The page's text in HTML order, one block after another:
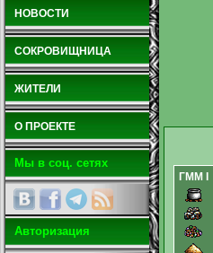
НОВОСТИ
СОКРОВИЩНИЦА
ЖИТЕЛИ
О ПРОЕКТЕ
Мы в соц. сетях
Авторизация
ГММ I